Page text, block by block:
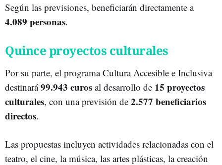
Según las previsiones, beneficiarán directamente a
4.089 personas.
Quince proyectos culturales
Por su parte, el programa Cultura Accesible e Inclusiva
destinará99.943 euros al desarrollo de 15 proyectos
culturales, con una previsión de 2.577 beneficiarios
directos.
Las propuestas incluyen actividades relacionadas con el
teatro, el cine, la música, las artes plásticas, la creación